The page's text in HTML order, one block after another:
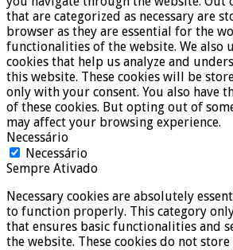
that are categorized as necessary are
browser as they are essential for the
functionalities of the website. We also
cookies that help us analyze and
this website. These cookies will be
only with your consent. You also have
of these cookies. But opting out of
may affect your browsing experience.
Necessário
Necessário
Sempre Ativado
Necessary cookies are absolutely
to function properly. This category
that ensures basic functionalities and
the website. These cookies do not